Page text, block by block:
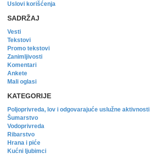
Uslovi korišćenja
SADRŽAJ
Vesti
Tekstovi
Promo tekstovi
Zanimljivosti
Komentari
Ankete
Mali oglasi
KATEGORIJE
Poljoprivreda, lov i odgovarajuće uslužne aktivnosti
Šumarstvo
Vodoprivreda
Ribarstvo
Hrana i piće
Kućni ljubimci